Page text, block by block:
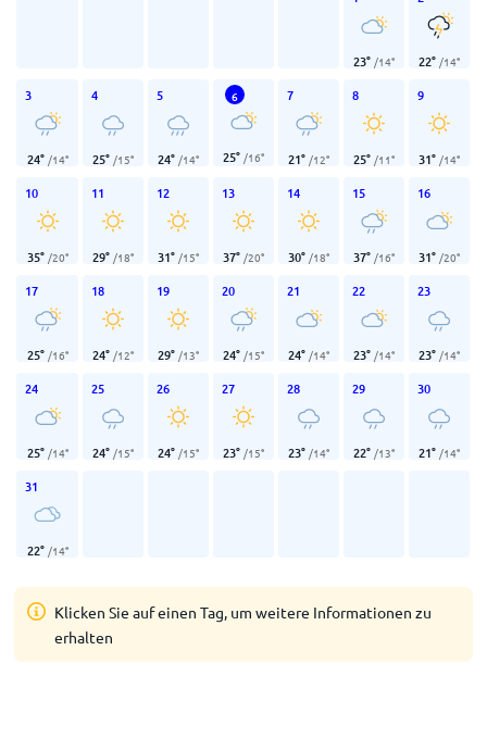
23° /14° 22° /14°
3
24° /14°
4
25° /15°
5
24° /14°
6
25° /16°
7
21° /12°
8
25° /11°
9
31° /14°
10
35° /20°
11
29° /18°
12
31° /15°
13
37° /20°
14
30° /18°
15
37° /16°
16
31° /20°
17
25° /16°
18
24° /12°
19
29° /13°
20
24° /15°
21
24° /14°
22
23° /14°
23
23° /14°
24
25° /14°
25
24° /15°
26
24° /15°
27
23° /15°
28
23° /14°
29
22° /13°
30
21° /14°
31
22° /14°
Klicken Sie auf einen Tag, um weitere Informationen zu
erhalten